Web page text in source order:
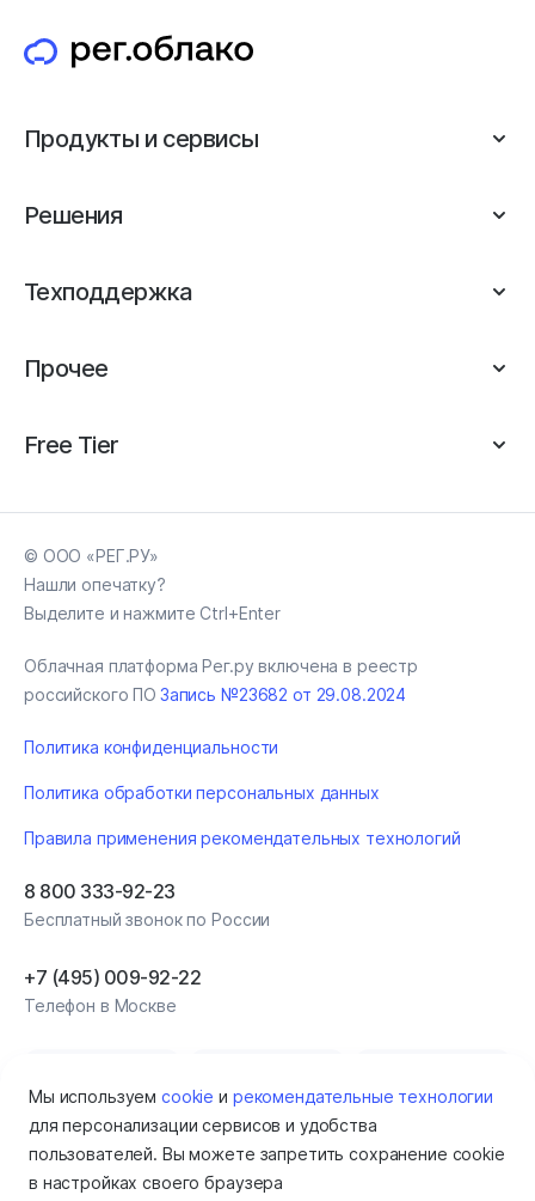
Продукты и сервисы
Решения
Техподдержка
Прочее
Free Tier
© ООО «РЕГ.РУ»
Нашли опечатку?
Выделите и нажмите Ctrl+Enter
Облачная платформа Рег.ру включена в реестр
российского ПО Запись №23682 от 29.08.2024
Политика конфиденциальности
Политика обработки персональных данных
Правила применения рекомендательных технологий
8 800 333-92-23
Бесплатный звонок по России
+7 (495) 009‑92‑22
Телефон в Москве
Мы используемcookie и рекомендательные технологии
для персонализации сервисов и удобства
пользователей. Вы можете запретить сохранение cookie
в настройках своего браузера